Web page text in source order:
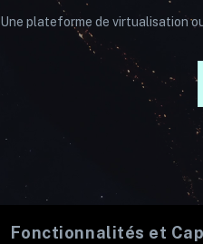
Une plateforme de virtualisation
Fonctionnalités et